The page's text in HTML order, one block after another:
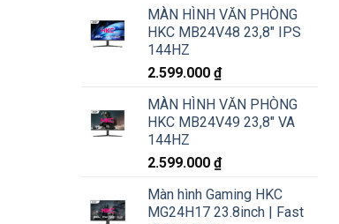
MÀN HÌNH VĂN PHÒNG
HKC MB24V48 23,8" IPS
144HZ
2.599.000 ₫
MÀN HÌNH VĂN PHÒNG
HKC MB24V49 23,8" VA
144HZ
2.599.000 ₫
Màn hình Gaming HKC
MG24H17 23.8inch | Fast